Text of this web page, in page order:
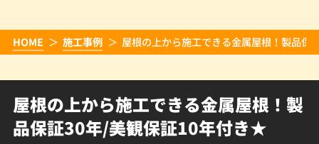
HOME 施工事例 屋根の上から施工できる金属屋根！製品
屋根の上から施工できる金属屋根！製
品保証30年/美観保証10年付き★